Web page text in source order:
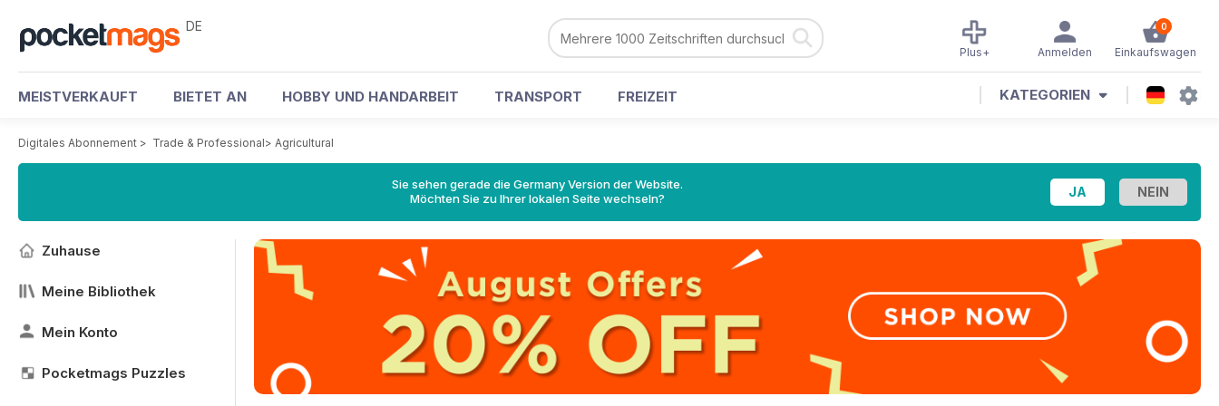
DE 0
Einkaufswagen
Anmelden
Plus+
MEISTVERKAUFT BIETET AN HOBBY UND HANDARBEIT TRANSPORT FREIZEIT KATEGORIEN
Digitales Abonnement > Trade & Professional> Agricultural
Sie sehen gerade die Germany Version der Website.
Möchten Sie zu Ihrer lokalen Seite wechseln?
Zuhause
Meine Bibliothek
Mein Konto
Pocketmags Puzzles